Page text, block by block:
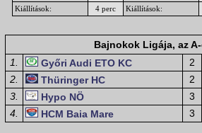
Kiállítások: 4 perc Kiállítások:
Bajnokok Ligája, az
1.
Győri Audi ETO KC 2
2.
Thüringer HC 2
3.
Hypo NÖ 3
4.
HCM Baia Mare 3